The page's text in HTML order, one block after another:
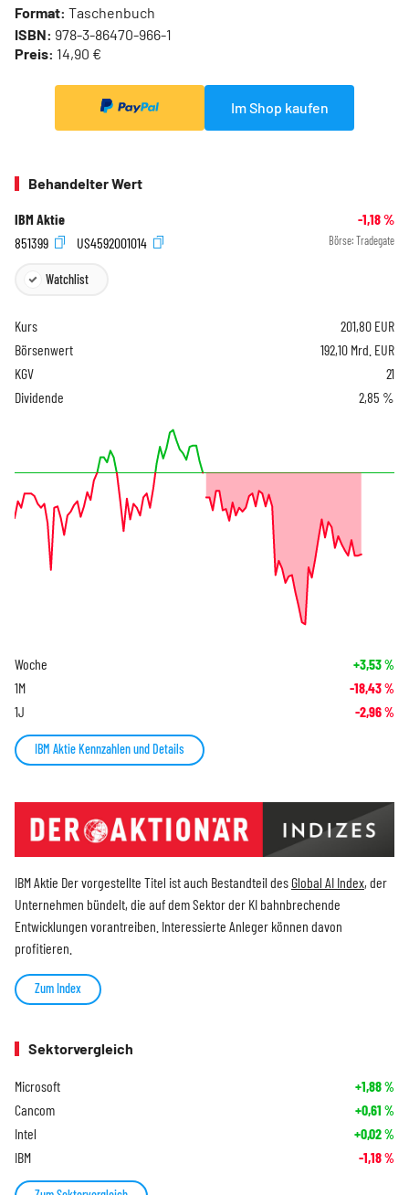
Format: Taschenbuch
ISBN: 978-3-86470-966-1
Preis: 14,90 €
Im Shop kaufen
Behandelter Wert
IBM Aktie -1,18%
851399
US4592001014 Börse: Tradegate
Watchlist
Kurs 201,80 EUR
Börsenwert
192,10 Mrd. EUR
KGV
21
Dividende
2,85 %
Woche +3,53%
1M -18,43%
1J -2,96%
IBM Aktie Kennzahlen und Details
IBM Aktie Der vorgestellte Titel ist auch Bestandteil desGlobal AI Index, der
Unternehmen bündelt, die auf dem Sektor der KI bahnbrechende
Entwicklungen vorantreiben. Interessierte Anleger können davon
profitieren.
Zum Index
Sektorvergleich
Microsoft +1,88%
Cancom +0,61 %
Intel +0,02%
IBM -1,18%